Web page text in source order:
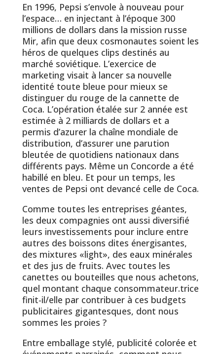
En 1996, Pepsi s’envole à nouveau pour
l’espace… en injectant à l’époque 300
millions de dollars dans la mission russe
Mir, afin que deux cosmonautes soient les
héros de quelques clips destinés au
marché soviétique. L’exercice de
marketing visait à lancer sa nouvelle
identité toute bleue pour mieux se
distinguer du rouge de la cannette de
Coca. L’opération étalée sur 2 année est
estimée à 2 milliards de dollars et a
permis d’azurer la chaîne mondiale de
distribution, d’assurer une parution
bleutée de quotidiens nationaux dans
différents pays. Même un Concorde a été
habillé en bleu. Et pour un temps, les
ventes de Pepsi ont devancé celle de Coca.
Comme toutes les entreprises géantes,
les deux compagnies ont aussi diversifié
leurs investissements pour inclure entre
autres des boissons dites énergisantes,
des mixtures «light», des eaux minérales
et des jus de fruits. Avec toutes les
canettes ou bouteilles que nous achetons,
quel montant chaque consommateur.trice
finit-il/elle par contribuer à ces budgets
publicitaires gigantesques, dont nous
sommes les proies ?
Entre emballage stylé, publicité colorée et